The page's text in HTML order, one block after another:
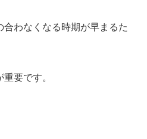
わなくなる時期が早まるた
要です。